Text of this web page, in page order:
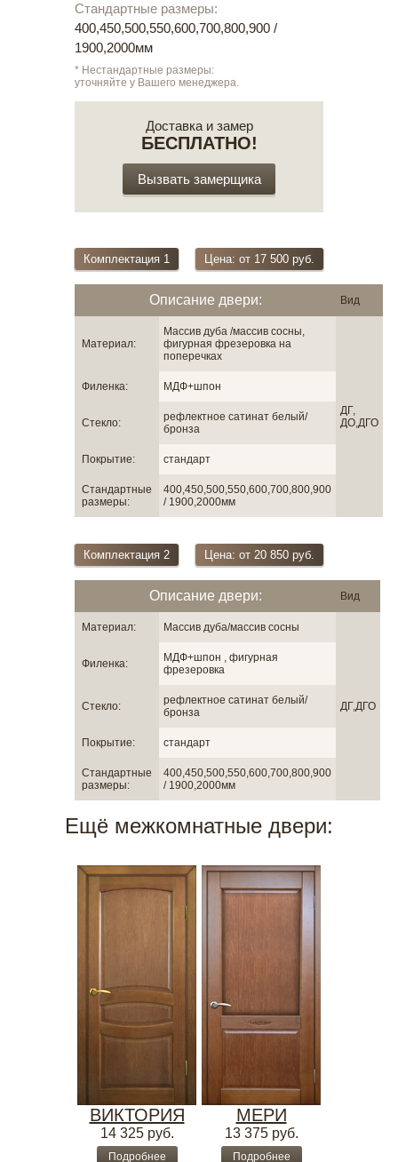
Стандартные размеры:
400,450,500,550,600,700,800,900 /
1900,2000мм
* Нестандартные размеры:
уточняйте у Вашего менеджера.
Доставка и замер
БЕСПЛАТНО!
Вызвать замерщика
Цена: от 17 500 руб.
Комплектация 1
Описание двери: Вид
Материал:
Массив дуба /массив сосны,
фигурная фрезеровка на
поперечках
ДГ,
ДО,ДГО
Филенка: МДФ+шпон
Стекло:
рефлектное сатинат белый/
бронза
Покрытие: стандарт
Стандартные
размеры:
400,450,500,550,600,700,800,900
/ 1900,2000мм
Цена: от 20 850 руб.
Комплектация 2
Описание двери: Вид
Материал: Массив дуба/массив сосны
ДГ,ДГО
Филенка:
МДФ+шпон , фигурная
фрезеровка
Стекло:
рефлектное сатинат белый/
бронза
Покрытие: стандарт
Стандартные
размеры:
400,450,500,550,600,700,800,900
/ 1900,2000мм
Ещё межкомнатные двери:
ВИКТОРИЯ
14 325 руб.
Подробнее
МЕРИ
13 375 руб.
Подробнее